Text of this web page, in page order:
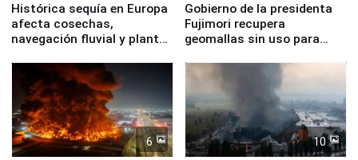
Histórica sequía en Europa
afecta cosechas,
navegación fluvial y plantas
Gobierno de la presidenta
Fujimori recupera
geomallas sin uso para
Fenómeno El Niño
6 10